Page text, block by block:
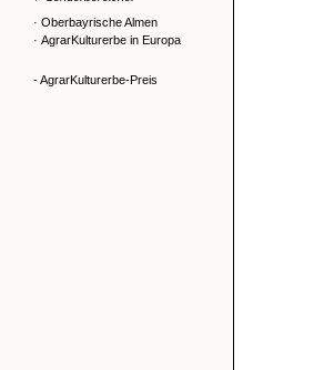
· Oberbayrische Almen
· AgrarKulturerbe in Europa
- AgrarKulturerbe-Preis